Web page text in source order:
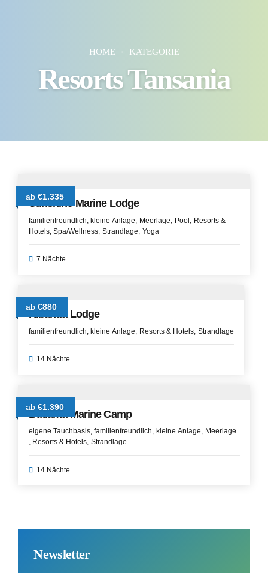
HOME KATEGORIE
Resorts Tansania
ab €1.335
Sunshine Marine Lodge
familienfreundlich kleine Anlage Meerlage Pool
Resorts &
Hotels Spa/Wellness Strandlage Yoga
7 Nächte
ab €880
Kibanda Lodge
familienfreundlich kleine Anlage Resorts & Hotels Strandlage
14 Nächte
ab €1.390
Butiama Marine Camp
eigene Tauchbasis familienfreundlich kleine Anlage
Meerlage
Resorts & Hotels Strandlage
14 Nächte
Newsletter